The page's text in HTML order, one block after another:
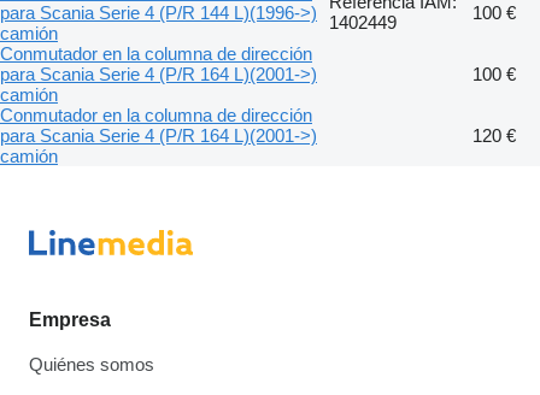
para Scania Serie 4 (P/R 144 L)(1996->)
camión
1402449
100 €
Conmutador en la columna de dirección
para Scania Serie 4 (P/R 164 L)(2001->)
camión
100 €
Conmutador en la columna de dirección
para Scania Serie 4 (P/R 164 L)(2001->)
camión
120 €
Empresa
Quiénes somos